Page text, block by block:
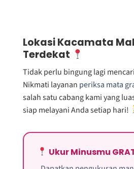
Lokasi Kacamata
Terdekat
Tidak perlu bingung lagi
Nikmati layanan periksa mata
salah satu cabang kami yang
siap melayani Anda setiap hari!
Ukur Minusmu